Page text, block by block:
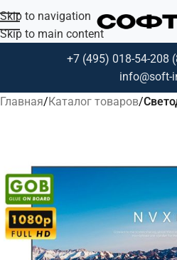
Skip to navigation
Skip to main content
+7 (495) 018-54-208
info@soft-
Главная Каталог товаров